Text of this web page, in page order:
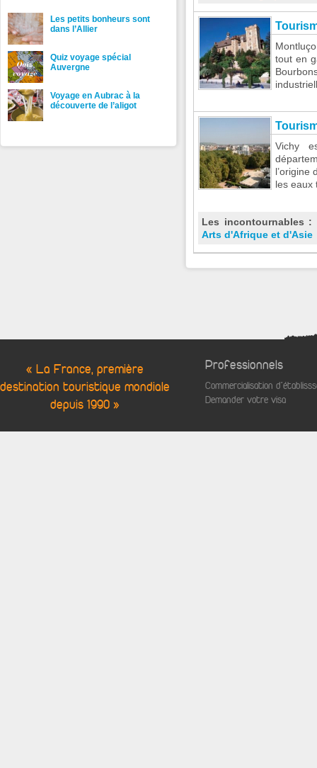
tout en
Vichy
l’origine
les eaux
Les incontournables :
Arts d'Afrique et d'Asie
Les petits bonheurs sont
dans l’Allier
Quiz voyage spécial
Auvergne
Voyage en Aubrac à la
découverte de l’aligot
« La France, première
destination touristique mondiale
depuis 1990 »
Professionnels
Commercialisation
Demander votre visa